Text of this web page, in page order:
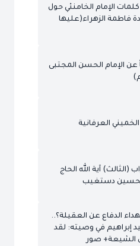
الإمام الخامنئي حول
فاطمة الزهراء(عليها
عن الإمام الحسن المجتبى
العرفانية
(الثالث) آية الله الحاج
دستغيب
الدفاع عن العقيلة؟..
إبراهيم في وصيته: لقد
الشيعة+ صور